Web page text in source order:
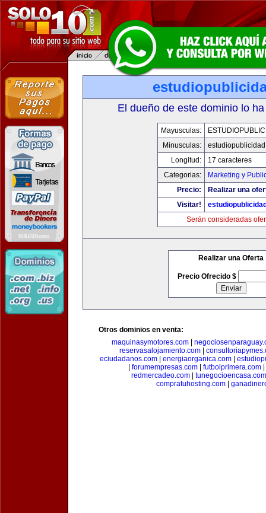
El dueño de este dominio lo
Mayusculas:
Minusculas:
Longitud:
17 caracteres
Categorias:
Marketing y
Precio:
Realizar una
Visitar!
Serán consideradas
Realizar una Oferta
Precio Ofrecido $
Otros dominios en venta:
maquinasymotores.com|
reservasalojamiento.com
eciudadanos.com| energiaorganica.com|
forumempresas.com futbolprimera.com
redmercadeo.com| tunegocioencasa.com
compratuhosting.com|